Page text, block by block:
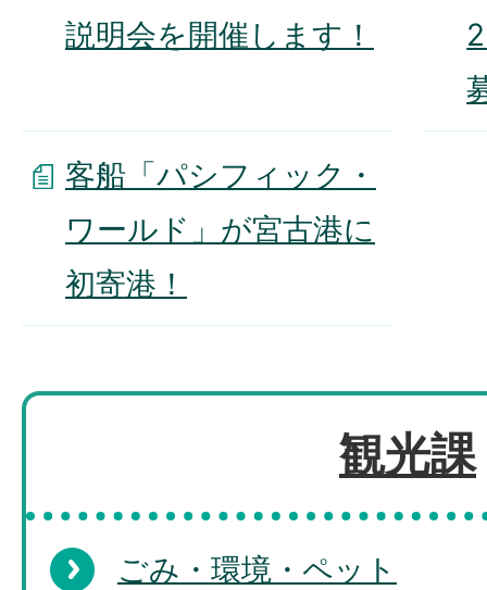
説明会を開催します！
客船「パシフィック・
ワールド」が宮古港に
初寄港！
観光課
ごみ・環境・ペット